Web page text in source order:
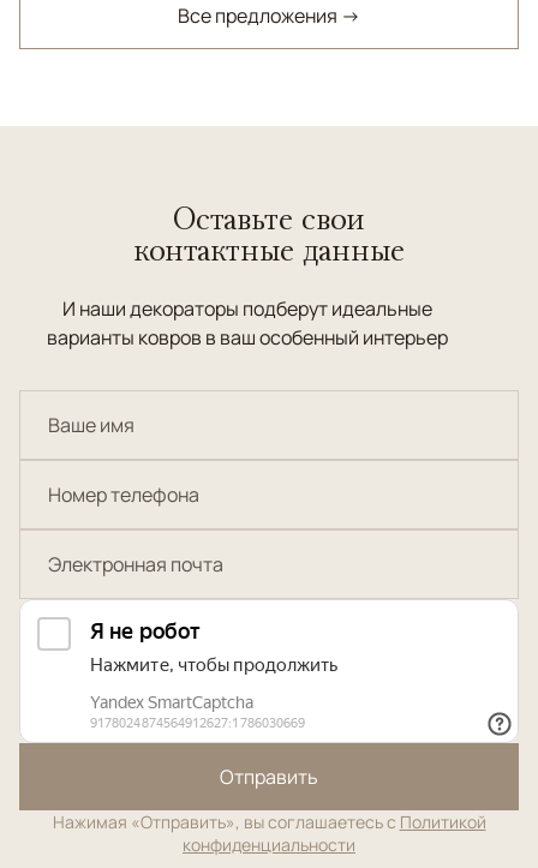
Все предложения →
Оставьте свои
контактные данные
И наши декораторы подберут идеальные
варианты ковров в ваш особенный интерьер
Отправить
Нажимая «Отправить», вы соглашаетесь с Политикой
конфиденциальности